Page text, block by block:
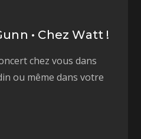
• Chez Watt !
chez vous dans
ou même dans votre